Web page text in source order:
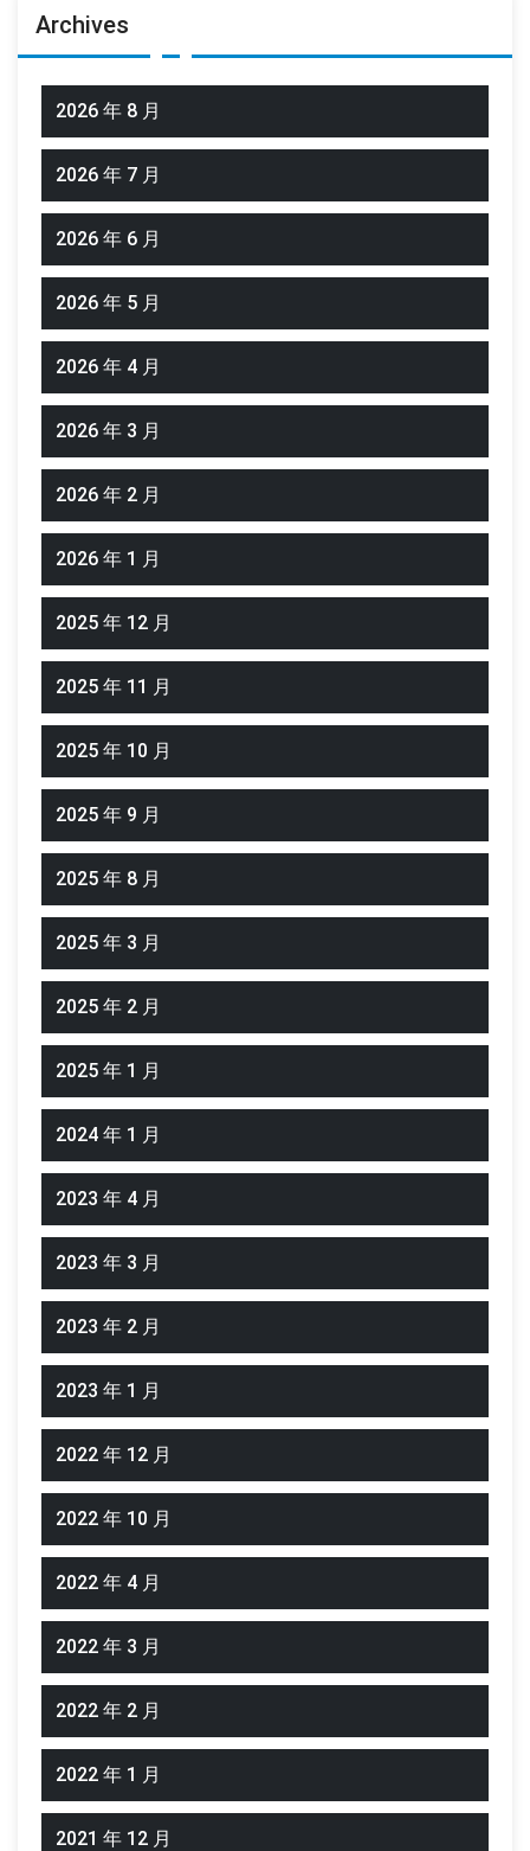
Archives
2026 年 8 月
2026 年 7 月
2026 年 6 月
2026 年 5 月
2026 年 4 月
2026 年 3 月
2026 年 2 月
2026 年 1 月
2025 年 12 月
2025 年 11 月
2025 年 10 月
2025 年 9 月
2025 年 8 月
2025 年 3 月
2025 年 2 月
2025 年 1 月
2024 年 1 月
2023 年 4 月
2023 年 3 月
2023 年 2 月
2023 年 1 月
2022 年 12 月
2022 年 10 月
2022 年 4 月
2022 年 3 月
2022 年 2 月
2022 年 1 月
2021 年 12 月